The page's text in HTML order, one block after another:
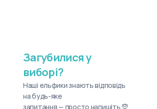
Загубилися у
виборі?
Наші ельфики знають відповідь
на будь-яке
запитання — просто напишіть 🧝